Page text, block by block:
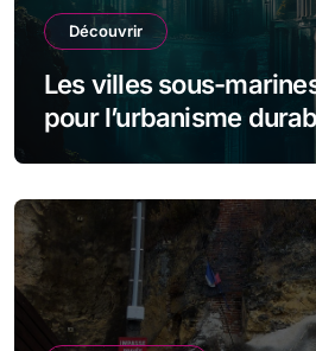
Découvrir
Les villes sous-
pour l’urbanisme